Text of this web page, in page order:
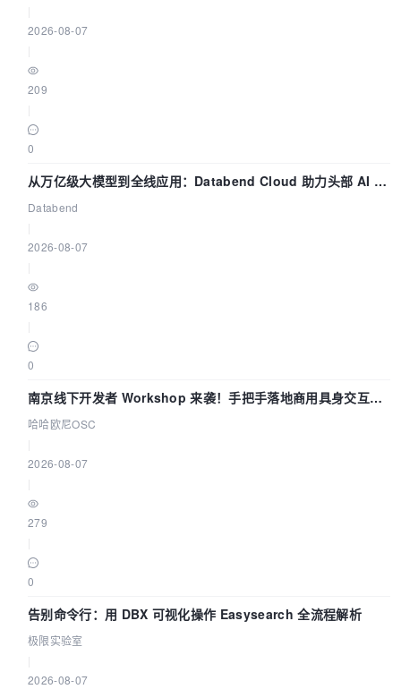
2026-08-07
209
0
从万亿级大模型到全线应用：Databend Cloud 助力头部 AI 企
业构建全链路 Trace 数据管道
Databend
2026-08-07
186
0
南京线下开发者 Workshop 来袭！手把手落地商用具身交互智
能 Agent 应用
哈哈欧尼OSC
2026-08-07
279
0
告别命令行：用 DBX 可视化操作 Easysearch 全流程解析
极限实验室
2026-08-07